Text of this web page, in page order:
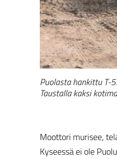
Puolasta hankittu T-
Taustalla kaksi
Moottori murisee,
Kyseessä ei ole